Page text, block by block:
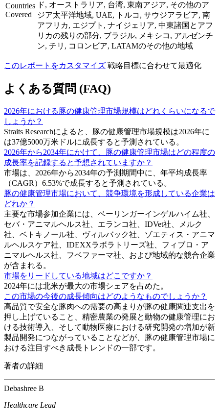
Countries
Covered
ド, オーストラリア, 台湾, 東南アジア, その他のア
ジア太平洋地域, UAE, トルコ, サウジアラビア, 南
アフリカ, エジプト, ナイジェリア, 中東諸国とアフ
リカの残りの部分, ブラジル, メキシコ, アルゼンチ
ン, チリ, コロンビア, LATAMのその他の地域
このレポートをカスタマイズ 戦略目標に合わせて最適化
よくある質問 (FAQ)
2026年における豚の健康管理市場規模はどれくらいになるで
しょうか？
Straits Researchによると、豚の健康管理市場規模は2026年に
は37億5000万米ドルに成長すると予測されている。
2026年から2034年にかけて、豚の健康管理市場はどの程度の
成長率を記録すると予想されていますか？
市場は、2026年から2034年の予測期間中に、年平均成長率
（CAGR）6.53%で成長すると予測されている。
豚の健康管理市場において、競争環境を形成している企業は
どれか？
主要な市場参加企業には、ベーリンガーインゲルハイム社、
セバ・アニマルヘルス社、エランコ社、IDVet社、メルク
社、ベトキノール社、ヴィルバック社、ゾエティス・アニマ
ルヘルスケア社、IDEXXラボラトリーズ社、フィブロ・ア
ニマルヘルス社、フベファーマ社、および地域的な競合企業
が含まれる。
市場をリードしている地域はどこですか？
2024年には北米が最大の市場シェアを占めた。
この市場の今後の成長傾向はどのようなものでしょうか？
高品質で安全な豚肉への需要の高まりが豚の健康関連支出を
押し上げていること、精密農業の発展と動物の健康管理にお
ける技術導入、そして動物医療における研究開発の増加が新
製品開発につながっていることなどが、豚の健康管理市場に
おける注目すべき成長トレンドの一部です。
著者の詳細
Debashree B
Healthcare Lead